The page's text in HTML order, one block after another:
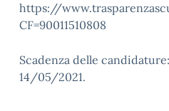
https://
CF=90011510808
Scadenza delle
14/05/2021.